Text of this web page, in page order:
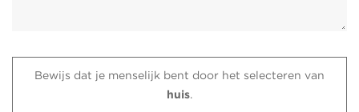
Bewijs dat je menselijk bent door het selecteren van
huis.